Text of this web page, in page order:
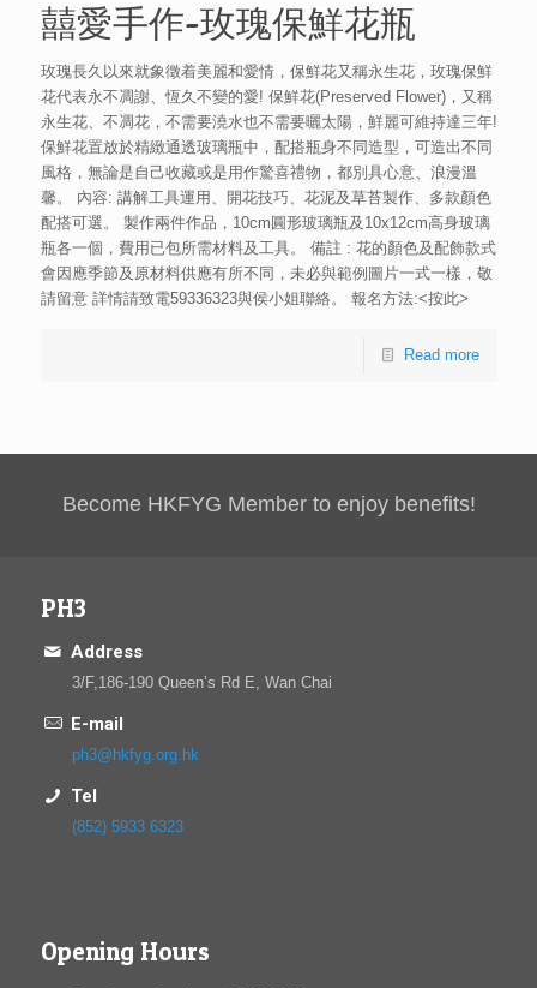
囍愛手作-玫瑰保鮮花瓶
玫瑰長久以來就象徵着美麗和愛情，保鮮花又稱永生花，玫瑰保鮮
花代表永不凋謝、恆久不變的愛! 保鮮花(Preserved Flower)，又稱
永生花、不凋花，不需要澆水也不需要曬太陽，鮮麗可維持達三年!
保鮮花置放於精緻通透玻璃瓶中，配搭瓶身不同造型，可造出不同
風格，無論是自己收藏或是用作驚喜禮物，都別具心意、浪漫溫
馨。 內容: 講解工具運用、開花技巧、花泥及草苔製作、多款顏色
配搭可選。 製作兩件作品，10cm圓形玻璃瓶及10x12cm高身玻璃
瓶各一個，費用已包所需材料及工具。 備註 : 花的顏色及配飾款式
會因應季節及原材料供應有所不同，未必與範例圖片一式一樣，敬
請留意 詳情請致電59336323與侯小姐聯絡。 報名方法:<按此>
Read more
Become HKFYG Member to enjoy benefits!
PH3
Address
3/F,186-190 Queen’s Rd E, Wan Chai
E-mail
ph3@hkfyg.org.hk
Tel
(852) 5933 6323
Opening Hours